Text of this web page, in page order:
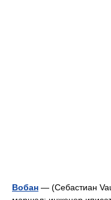
Вобан — (Себастиан